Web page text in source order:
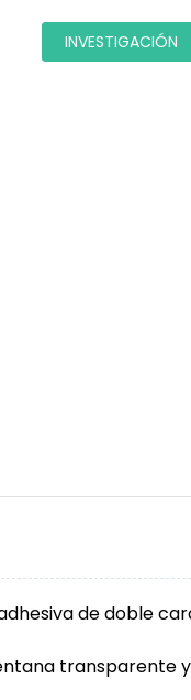
INVESTIGACIÓN
de doble
transparente